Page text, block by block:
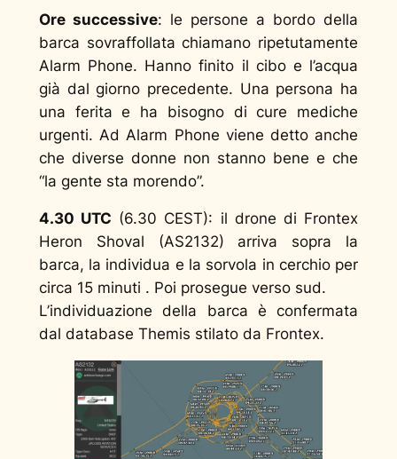
Ore successive: le persone a bordo della
barca sovraffollata chiamano ripetutamente
Alarm Phone. Hanno finito il cibo e l’acqua
già dal giorno precedente. Una persona ha
una ferita e ha bisogno di cure mediche
urgenti. Ad Alarm Phone viene detto anche
che diverse donne non stanno bene e che
“la gente sta morendo”.
4.30 UTC (6.30 CEST): il drone di Frontex
Heron Shoval (AS2132) arriva sopra la
barca, la individua e la sorvola in cerchio per
circa 15 minuti . Poi prosegue verso sud.
L’individuazione della barca è confermata
dal database Themis stilato da Frontex.